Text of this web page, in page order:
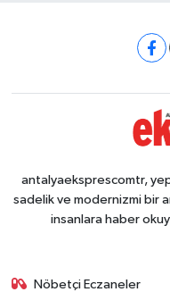
antalyaeksprescomtr,
sadelik ve modernizmi bir
insanlara haber
Nöbetçi Eczaneler